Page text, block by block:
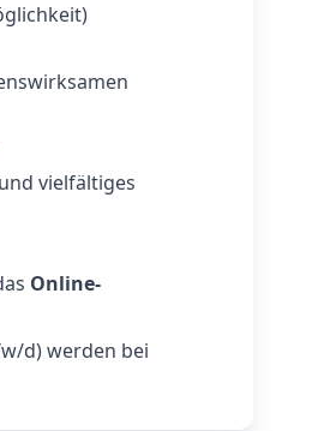
vielfältiges
Online-
d) werden bei